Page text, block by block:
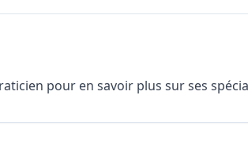
pour en savoir plus sur ses